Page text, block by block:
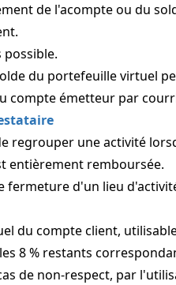
de l'acompte ou du
du portefeuille virtuel
compte émetteur par
regrouper une activité
entièrement remboursée.
fermeture d'un lieu
du compte client,
8 % restants
de non-respect, par